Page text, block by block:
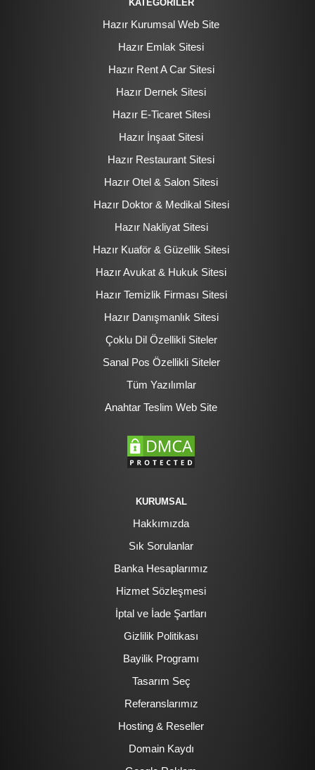
KATEGORİLER
Hazır Kurumsal Web Site
Hazır Emlak Sitesi
Hazır Rent A Car Sitesi
Hazır Dernek Sitesi
Hazır E-Ticaret Sitesi
Hazır İnşaat Sitesi
Hazır Restaurant Sitesi
Hazır Otel & Salon Sitesi
Hazır Doktor & Medikal Sitesi
Hazır Nakliyat Sitesi
Hazır Kuaför & Güzellik Sitesi
Hazır Avukat & Hukuk Sitesi
Hazır Temizlik Firması Sitesi
Hazır Danışmanlık Sitesi
Çoklu Dil Özellikli Siteler
Sanal Pos Özellikli Siteler
Tüm Yazılımlar
Anahtar Teslim Web Site
KURUMSAL
Hakkımızda
Sık Sorulanlar
Banka Hesaplarımız
Hizmet Sözleşmesi
İptal ve İade Şartları
Gizlilik Politikası
Bayilik Programı
Tasarım Seç
Referanslarımız
Hosting & Reseller
Domain Kaydı